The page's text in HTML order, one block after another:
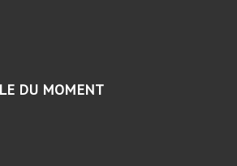
DU MOMENT